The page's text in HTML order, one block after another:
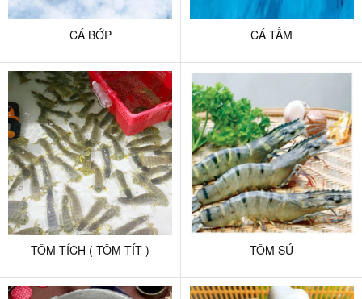
CÁ BỚP CÁ TẦM
TÔM TÍCH ( TÔM TÍT ) TÔM SÚ